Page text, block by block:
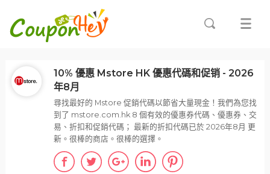
10% 優惠 Mstore HK 優惠代碼和促销 - 2026
年8月
尋找最好的 Mstore 促銷代碼以節省大量現金！我們為您找
到了 mstore.com.hk 8 個有效的優惠券代碼、優惠券、交
易、折扣和促銷代碼； 最新的折扣代碼已於 2026年8月 更
新。很棒的商店。很棒的選擇。